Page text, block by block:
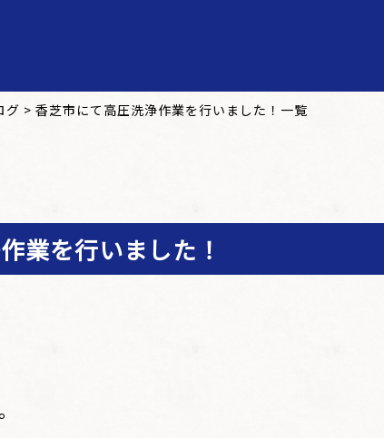
グ > 香芝市にて高圧洗浄作業を行いました！一覧
業を行いました！